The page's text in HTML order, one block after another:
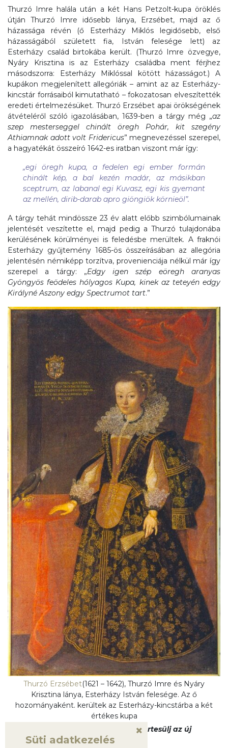
Süti adatkezelés
Thurzó Imre halála után a két Hans Petzolt-kupa öröklés
útján Thurzó Imre idősebb lánya, Erzsébet, majd az ő
házassága révén (ő Esterházy Miklós legidősebb, első
házasságából született fia, István felesége lett) az
Esterházy család birtokába került. (Thurzó Imre özvegye,
Nyáry Krisztina is az Esterházy családba ment férjhez
másodszorra: Esterházy Miklóssal kötött házasságot.) A
kupákon megjelenített allegóriák – amint az az Esterházy-
kincstár forrásaiból kimutatható – fokozatosan elveszítették
eredeti értelmezésüket. Thurzó Erzsébet apai örökségének
átvételéről szóló igazolásában, 1639-ben a tárgy még „az
szep mesterseggel chinált öregh Pohár, kit szegény
Athiamnak adott volt Fridericus” megnevezéssel szerepel,
a hagyatékát összeíró 1642-es iratban viszont már így:
„egi öregh kupa, a fedelen egi ember formán
chinált kép, a bal kezén madár, az másikban
sceptrum, az labanal egi Kuvasz, egi kis gyemant
az mellén, dirib-darab apro giöngiök körnieöl”.
A tárgy tehát mindössze 23 év alatt előbb szimbólumainak
jelentését veszítette el, majd pedig a Thurzó tulajdonába
kerülésének körülményei is feledésbe merültek. A fraknói
Esterházy gyűjtemény 1685-ös összeírásában az allegória
jelentésén némiképp torzítva, provenienciája nélkül már így
szerepel a tárgy: „Edgy igen szép eöregh aranyas
Gyöngyös feödeles hólyagos Kupa, kinek az teteyén edgy
Királyné Aszony edgy Spectrumot tart.”
Thurzó Erzsébet(1621 – 1642), Thurzó Imre és Nyáry
Krisztina lánya, Esterházy István felesége. Az ő
hozományaként. kerültek az Esterházy-kincstárba a két
értékes kupa
, hogy értesülj az új
bejegyzésekről!